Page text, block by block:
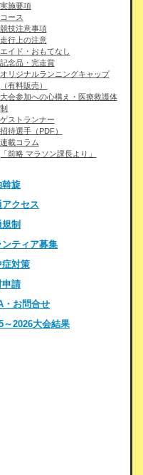
実施要項
コース
競技注意事項
走行上の注意
エイド・おもてなし
記念品・完走賞
オリジナルランニングキャップ
（有料販売）
大会参加への心構え・医療救護体
制
ゲストランナー
招待選手（PDF）
連載コラム
「前略 マラソン課長より」
斡旋
アクセス
制
ンティア募集
症対策
申請
・お問合せ
～2026大会結果